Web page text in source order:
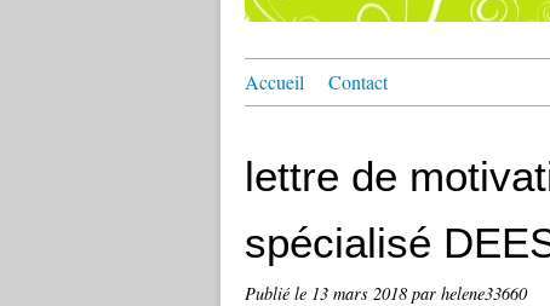
Accueil Contact
lettre de
spécialisé
Publié le 13 mars 2018 par helene33660